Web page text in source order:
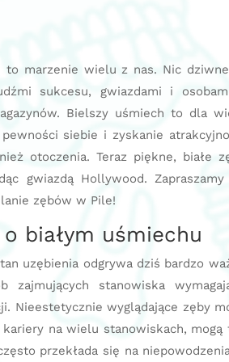
to marzenie wielu z nas. Nic
sukcesu, gwiazdami i
Bielszy uśmiech to dla
siebie i zyskanie
otoczenia. Teraz piękne, białe
gwiazdą Hollywood. Zapraszamy
zębów w Pile!
białym uśmiechu
uzębienia odgrywa dziś bardzo
stanowiska
Nieestetycznie wyglądające zęby
na wielu stanowiskach, mogą
przekłada się na